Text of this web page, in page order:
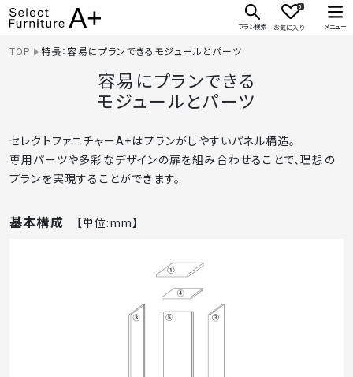
Select Furniture A+
プラン検索 メニュー
0
お気に入り
TOP 特長：容易にプランできるモジュールとパーツ
容易にプランできる
モジュールとパーツ
セレクトファニチャーA+はプランがしやすいパネル構造。
専用パーツや多彩なデザインの扉を組み合わせることで、理想の
プランを実現することができます。
基本構成 【単位:mm】